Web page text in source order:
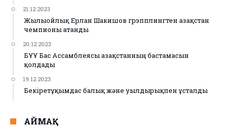
21.12.2023
Жылыойлық Ерлан Шакишов грэпплингтен Қазақстан
чемпионы атанды
20.12.2023
БҰҰ Бас Ассамблеясы Қазақстанның бастамасын
қолдады
19.12.2023
Бекіретұқымдас балық және уылдырықпен ұсталды
АЙМАҚ